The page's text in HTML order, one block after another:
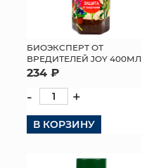
БИОЭКСПЕРТ ОТ
ВРЕДИТЕЛЕЙ JOY 400МЛ
234 ₽
- +
В КОРЗИНУ